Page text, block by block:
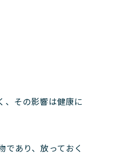
、その影響は健康に
あり、放っておく